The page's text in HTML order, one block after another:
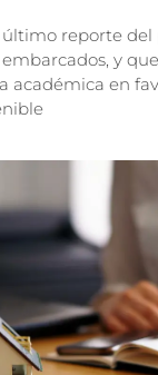
reporte del
y
académica en